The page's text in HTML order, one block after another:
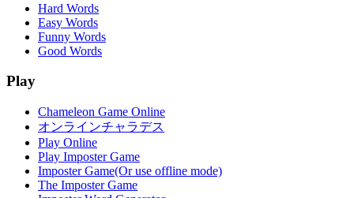
Hard Words
Easy Words
Funny Words
Good Words
Play
Chameleon Game Online
オンラインチャラデス
Play Online
Play Imposter Game
Imposter Game(Or use offline mode)
The Imposter Game